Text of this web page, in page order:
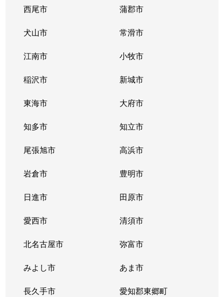
西尾市 蒲郡市
犬山市 常滑市
江南市 小牧市
稲沢市 新城市
東海市 大府市
知多市 知立市
尾張旭市 高浜市
岩倉市 豊明市
日進市 田原市
愛西市 清須市
北名古屋市 弥富市
みよし市 あま市
長久手市 愛知郡東郷町